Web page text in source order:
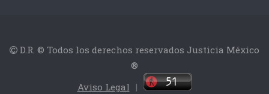
D.R. © Todos los derechos reservados Justicia México
®
Aviso Legal |